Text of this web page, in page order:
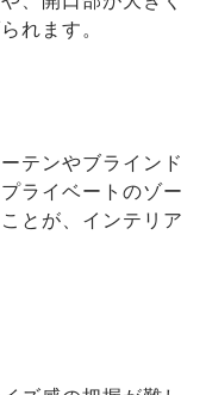
れます。
テンやブラインド
ライベートのゾー
とが、インテリア